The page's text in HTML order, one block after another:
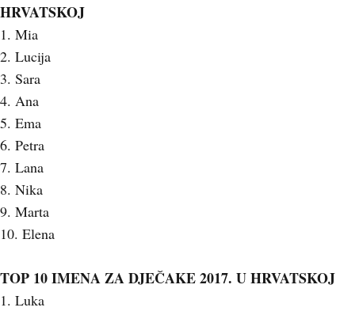
HRVATSKOJ
1. Mia
2. Lucija
3. Sara
4. Ana
5. Ema
6. Petra
7. Lana
8. Nika
9. Marta
10. Elena
TOP 10 IMENA ZA DJEČAKE 2017. U HRVATSKOJ
1. Luka